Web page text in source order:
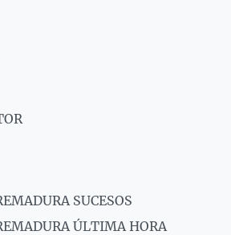
SUCESOS
ÚLTIMA HORA